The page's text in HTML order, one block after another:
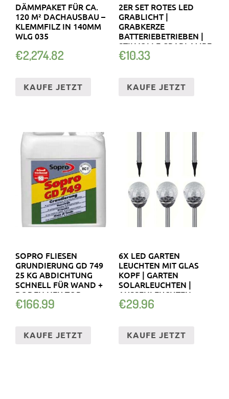
DÄMMPAKET FÜR CA.
120 M² DACHAUSBAU –
KLEMMFILZ IN 140MM
WLG 035
€2,274.82
KAUFE JETZT
2ER SET ROTES LED
GRABLICHT |
GRABKERZE
BATTERIEBETRIEBEN |
STILVOLLE GRABLAMPE
€10.33
KAUFE JETZT
SOPRO FLIESEN
GRUNDIERUNG GD 749
25 KG ABDICHTUNG
SCHNELL FÜR WAND +
BODEN NEU TOP
€166.99
KAUFE JETZT
6X LED GARTEN
LEUCHTEN MIT GLAS
KOPF | GARTEN
SOLARLEUCHTEN |
AUSSENLEUCHTEN
€29.96
KAUFE JETZT